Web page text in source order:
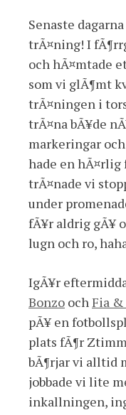
Senaste
trÃ¤ning! I
och hÃ¤mtade
som vi glÃ¶mt
trÃ¤ningen i
trÃ¤na bÃ¥de
markeringar
hade en
trÃ¤nade vi
under
fÃ¥r aldrig gÃ¥
lugn och ro,
IgÃ¥r
Bonzo ochFia
pÃ¥ en
plats fÃ¶r
bÃ¶rjar vi alltid
jobbade vi lite
inkallningen,